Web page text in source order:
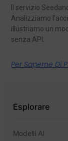
Il servizio
Analizziamo
illustriamo un
senza API.
Per Saperne Di
Esplorare
Modelli AI